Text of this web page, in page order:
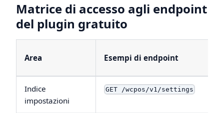
Matrice di accesso agli endpoint
del plugin gratuito
Area Esempi di endpoint
Indice
impostazioni
GET /wcpos/v1/settings